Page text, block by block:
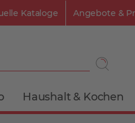
Kataloge Angebote &
Haushalt & Kochen